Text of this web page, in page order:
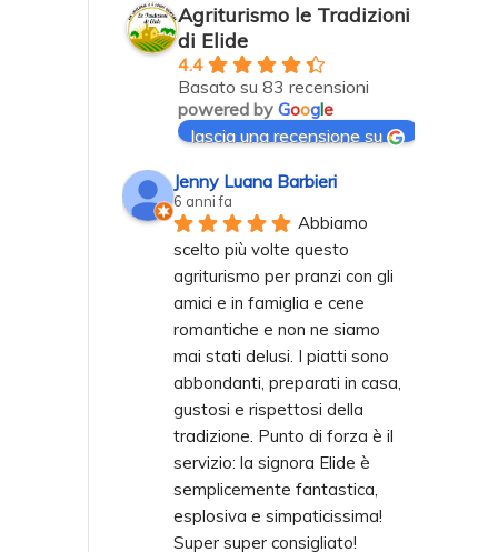
Agriturismo le Tradizioni
di Elide
4.4
Basato su 83 recensioni
powered by Google
lascia una recensione su
Jenny Luana Barbieri
6 anni fa
Abbiamo
scelto più volte questo
agriturismo per pranzi con gli
amici e in famiglia e cene
romantiche e non ne siamo
mai stati delusi. I piatti sono
abbondanti, preparati in casa,
gustosi e rispettosi della
tradizione. Punto di forza è il
servizio: la signora Elide è
semplicemente fantastica,
esplosiva e simpaticissima!
Super super consigliato!